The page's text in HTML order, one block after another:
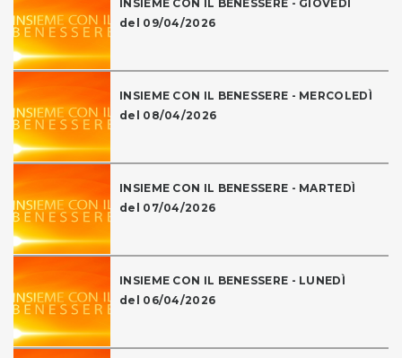
INSIEME CON IL BENESSERE - GIOVEDÌ
del 09/04/2026
INSIEME CON IL BENESSERE - MERCOLEDÌ
del 08/04/2026
INSIEME CON IL BENESSERE - MARTEDÌ
del 07/04/2026
INSIEME CON IL BENESSERE - LUNEDÌ
del 06/04/2026